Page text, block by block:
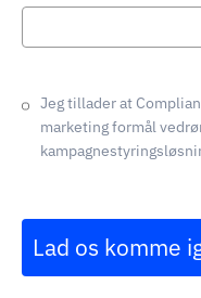
Jeg tillader at
marketing formål
Lad os komme